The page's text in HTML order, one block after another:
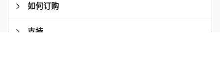
如何订购
支持